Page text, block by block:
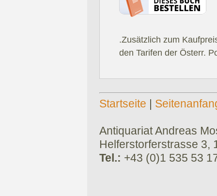
.Zusätzlich zum
den Tarifen der Österr.
Startseite |
Antiquariat Andreas
Helferstorferstrasse 3,
Tel.: +43 (0)1 535 53